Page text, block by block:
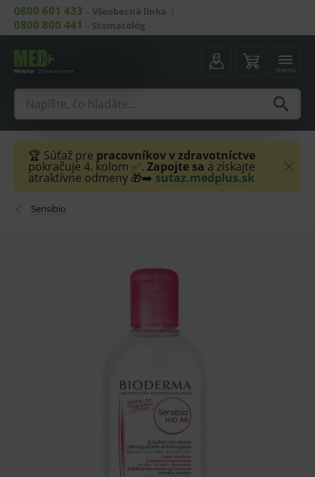
0800 601 433 – Všeobecná linka
0800 800 441 – Stomatológ
menu
🏆 Súťaž pre pracovníkov v zdravotníctve
pokračuje 4. kolom ✅. Zapojte sa a získajte
atraktívne odmeny 🎁➡️ sutaz.medplus.sk
Sensibio